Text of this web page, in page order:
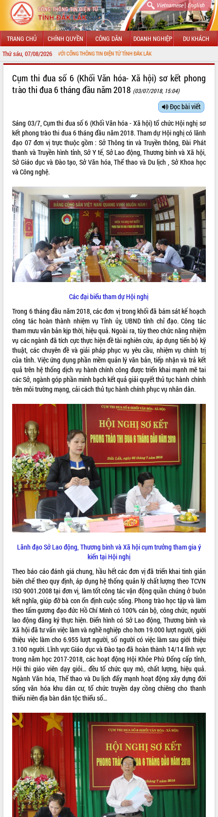
Vietnamese| English
TRANG CHỦ CHÍNH QUYỀN CÔNG DÂN DOANH NGHIỆP DU KHÁCH
Thứ sáu, 07/08/2026
MỪNG ĐẾN VỚI CỔNG THÔNG TIN ĐIỆN TỬ TỈNH ĐẮK LẮK
LÃNH ĐẠO UBND TỈNH
SỞ, BAN, NGÀNH
UBND CÁC XÃ, PHƯỜNG
THÔNG TIN CHỈ ĐẠO ĐIỀU HÀNH
HỆ THỐNG VĂN BẢN
VĂN BẢN HĐND TỈNH
ĐIỂM TIN VĂN BẢN
QUY HOẠCH - KẾ HOẠCH
VIDEO
Khám bệnh, cấp phát thuốc miễn phí
Hội nghị UBND tỉnh Đắk Lắk thường kỳ
tháng 7/2026
Lễ truy tặng danh hiệu “Bà Mẹ Việt
Nam Anh hùng” và trao Huân chương
Lao động
UBND tỉnh Đắk Lắk triển khai nhiệm
vụ 6 tháng cuối năm 2026
Kỳ họp thứ Hai, Hội đồng nhân dân
tỉnh khóa XI quyết nghị nhiều nội dung
quan trọng
Bí thư Tỉnh ủy Lương Nguyễn Minh
Triết thăm, tặng quà người có công với
cách mạng
văn hóa, thể thao đáp ứng yêu cầu
phát triển mới
Thường trực HĐND tỉnh Đắk Lắk gặp
mặt Đoàn chuyên gia y tế TP. Hồ Chí
Lễ truy điệu và an táng hài cốt liệt sĩ
tại Nghĩa trang Liệt sĩ xã Sơn Hòa
Bàn giải pháp tháo gỡ khó khăn trong
xuất khẩu sầu riêng và triển khai quy
định EUDR
ALBUM ẢNH
LIÊN KẾT WEB
THỐNG KÊ TRUY CẬP
Hôm nay: 3890
Tất cả: 66049213
Cụm thi đua số 6 (Khối Văn hóa- Xã hội) sơ kết phong
trào thi đua 6 tháng đầu năm 2018 (03/07/2018, 15:04)
Đọc bài viết
Sáng 03/7, Cụm thi đua số 6 (Khối Văn hóa - Xã hội) tổ chức Hội nghị sơ
kết phong trào thi đua 6 tháng đầu năm 2018. Tham dự Hội nghị có lãnh
đạo 07 đơn vị trực thuộc gồm : Sở Thông tin và Truyền thông, Đài Phát
thanh và Truyền hình tỉnh, Sở Y tế, Sở Lao động, Thương binh và Xã hội,
Sở Giáo dục và Đào tạo, Sở Văn hóa, Thể thao và Du lịch , Sở Khoa học
và Công nghệ.
Các đại biểu tham dự Hội nghị
Trong 6 tháng đầu năm 2018, các đơn vị trong khối đã bám sát kế hoạch
công tác hoàn thành nhiệm vụ Tỉnh ủy, UBND tỉnh chỉ đạo. Công tác
tham mưu văn bản kịp thời, hiệu quả. Ngoài ra, tùy theo chức năng nhiệm
vụ các ngành đã tích cực thực hiện đề tài nghiên cứu, áp dụng tiến bộ kỹ
thuật, các chuyên đề và giải pháp phục vụ yêu cầu, nhiệm vụ chính trị
của tỉnh. Việc ứng dụng phần mềm quản lý văn bản, tiếp nhận và trả kết
quả trên hệ thống dịch vụ hành chính công được triển khai mạnh mẽ tai
các Sở, ngành góp phần minh bạch kết quả giải quyết thủ tục hành chính
trên môi trường mạng, cải cách thủ tục hành chính phục vụ nhân dân.
Lãnh đạo Sở Lao động, Thương binh và Xã hội cụm trưởng tham gia ý
kiến tại Hội nghị
Theo báo cáo đánh giá chung, hầu hết các đơn vị đã triển khai tinh giản
biên chế theo quy định, áp dụng hệ thống quản lý chất lượng theo TCVN
ISO 9001.2008 tại đơn vị, làm tốt công tác vận động quần chúng ở buôn
kết nghĩa, giúp đỡ bà con ổn định cuộc sống. Phong trào học tập và làm
theo tấm gương đạo đức Hồ Chí Minh có 100% cán bộ, công chức, người
lao động đăng ký thực hiện. Điển hình có Sở Lao động, Thương binh và
Xã hội đã tư vấn việc làm và nghề nghiệp cho hơn 19.000 lượt người, giới
thiệu việc làm cho 6.955 lượt người, số người có việc làm sau giới thiệu
3.100 người. Lĩnh vực Giáo dục và Đào tạo đã hoàn thành 14/14 lĩnh vực
trong năm học 2017-2018, các hoạt động Hội Khỏe Phù Đổng cấp tỉnh,
Hội thi giáo viên dạy giỏi… đều tổ chức quy mô, chất lượng, hiệu quả.
Ngành Văn hóa, Thể thao và Du lịch đẩy mạnh hoạt động xây dựng đời
sống văn hóa khu dân cư, tổ chức truyền dạy cồng chiêng cho thanh
thiếu niên địa bàn dân tộc thiểu số…